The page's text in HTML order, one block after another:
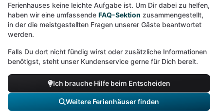
Ferienhauses keine leichte Aufgabe ist. Um Dir dabei zu helfen,
haben wir eine umfassende FAQ-Sektion zusammengestellt,
in der die meistgestellten Fragen unserer Gäste beantwortet
werden.
Falls Du dort nicht fündig wirst oder zusätzliche Informationen
benötigst, steht unser Kundenservice gerne für Dich bereit.
Ich brauche Hilfe beim Entscheiden
Weitere Ferienhäuser finden